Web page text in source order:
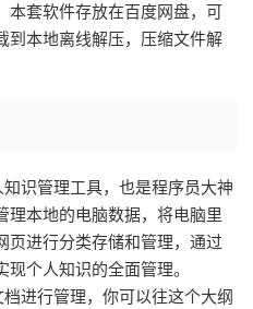
本套软件存放在百度网盘，可
到本地离线解压，压缩文件解
识管理工具，也是程序员大神
理本地的电脑数据，将电脑里
页进行分类存储和管理，通过
个人知识的全面管理。
进行管理，你可以往这个大纲